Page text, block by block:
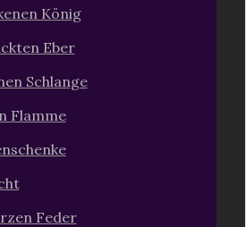
König
Eber
Schlange
Flamme
Feder